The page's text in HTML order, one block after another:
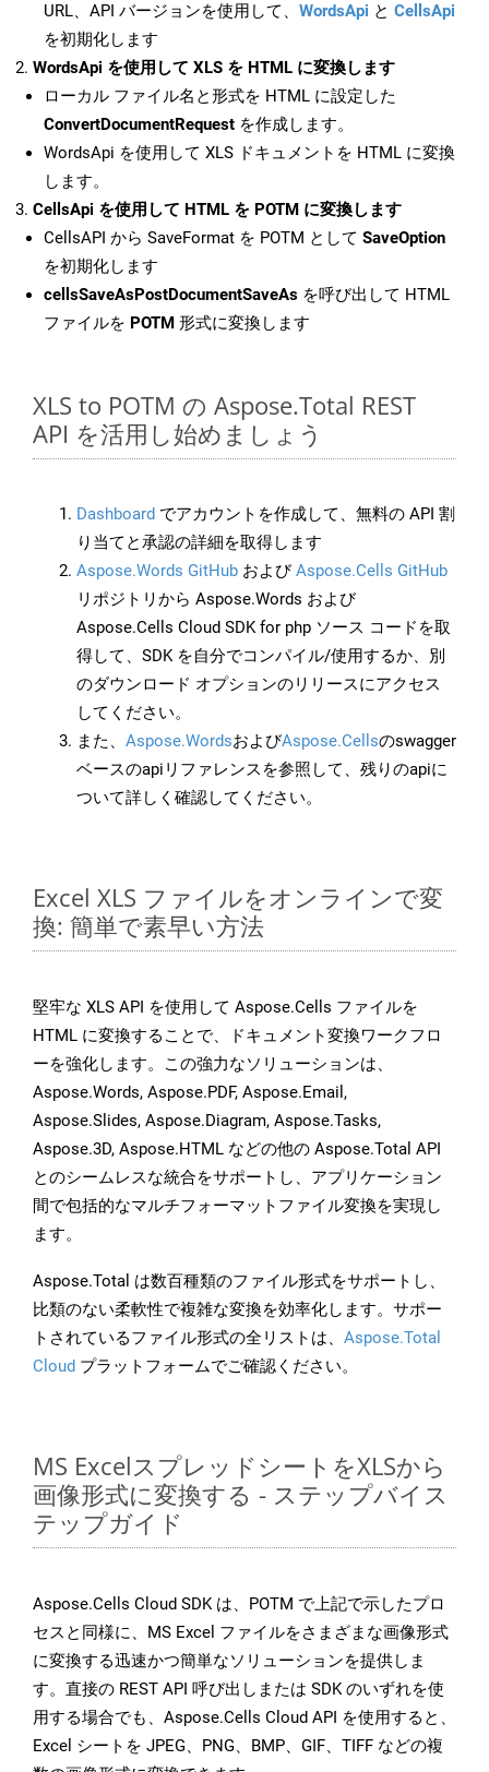
URL、API バージョンを使用して、 WordsApi と CellsApi
を初期化します
WordsApi を使用して XLS を HTML に変換します
ローカル ファイル名と形式を HTML に設定した
ConvertDocumentRequest を作成します。
WordsApi を使用して XLS ドキュメントを HTML に変換
します。
CellsApi を使用して HTML を POTM に変換します
CellsAPI から SaveFormat を POTM として SaveOption
を初期化します
cellsSaveAsPostDocumentSaveAs を呼び出して HTML
ファイルを POTM 形式に変換します
XLS to POTM の Aspose.Total REST
API を活用し始めましょう
Dashboard でアカウントを作成して、無料の API 割
り当てと承認の詳細を取得します
Aspose.Words GitHub およびAspose.Cells GitHub
リポジトリから Aspose.Words および
Aspose.Cells Cloud SDK for php ソース コードを取
得して、SDK を自分でコンパイル/使用するか、別
のダウンロード オプションのリリースにアクセス
してください。
また、 Aspose.WordsおよびAspose.Cellsのswagger
ベースのapiリファレンスを参照して、残りのapiに
ついて詳しく確認してください。
Excel XLS ファイルをオンラインで変
換: 簡単で素早い方法
堅牢な XLS API を使用して Aspose.Cells ファイルを
HTML に変換することで、ドキュメント変換ワークフロ
ーを強化します。この強力なソリューションは、
Aspose.Words, Aspose.PDF, Aspose.Email,
Aspose.Slides, Aspose.Diagram, Aspose.Tasks,
Aspose.3D, Aspose.HTML などの他の Aspose.Total API
とのシームレスな統合をサポートし、アプリケーション
間で包括的なマルチフォーマットファイル変換を実現し
ます。
Aspose.Total は数百種類のファイル形式をサポートし、
比類のない柔軟性で複雑な変換を効率化します。サポー
トされているファイル形式の全リストは、 Aspose.Total
Cloud プラットフォームでご確認ください。
MS ExcelスプレッドシートをXLSから
画像形式に変換する - ステップバイス
テップガイド
Aspose.Cells Cloud SDK は、POTM で上記で示したプロ
セスと同様に、MS Excel ファイルをさまざまな画像形式
に変換する迅速かつ簡単なソリューションを提供しま
す。直接の REST API 呼び出しまたは SDK のいずれを使
用する場合でも、Aspose.Cells Cloud API を使用すると、
Excel シートを JPEG、PNG、BMP、GIF、TIFF などの複